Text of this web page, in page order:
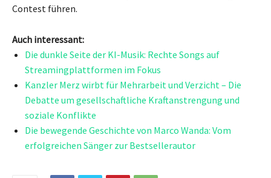
Contest führen.
Auch interessant:
Die dunkle Seite der KI-Musik: Rechte Songs auf
Streamingplattformen im Fokus
Kanzler Merz wirbt für Mehrarbeit und Verzicht – Die
Debatte um gesellschaftliche Kraftanstrengung und
soziale Konflikte
Die bewegende Geschichte von Marco Wanda: Vom
erfolgreichen Sänger zur Bestsellerautor